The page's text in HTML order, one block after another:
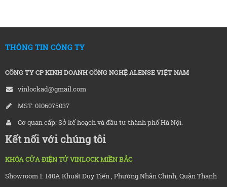
THÔNG TIN CÔNG TY
CÔNG TY CP KINH DOANH CÔNG NGHỆ ALENSE VIỆT NAM
vinlockad@gmail.com
MST: 0106075037
Cơ quan cấp: Sở kế hoạch và đầu tư thành phố Hà Nội.
Kết nối với chúng tôi
KHÓA CỬA ĐIỆN TỬ VINLOCK MIỀN BẮC
Showroom 1: 140A Khuất Duy Tiến , Phường Nhân Chính, Quận Thanh